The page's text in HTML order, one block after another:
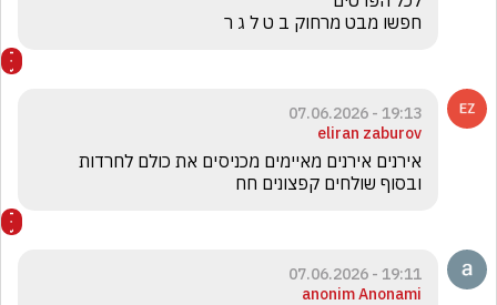
חפשו מבט מרחוק ב ט ל ג ר
19:13 - 07.06.2026
eliran zaburov
ובסוף שולחים קפצונים חח
19:11 - 07.06.2026
anonim Anonami